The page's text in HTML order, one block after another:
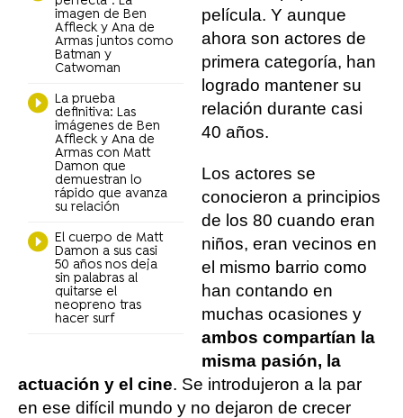
imagen de Ben
Affleck y Ana de
Armas juntos como
Batman y
Catwoman
La prueba
definitiva: Las
imágenes de Ben
Affleck y Ana de
Armas con Matt
Damon que
demuestran lo
rápido que avanza
su relación
El cuerpo de Matt
Damon a sus casi
50 años nos deja
sin palabras al
quitarse el
neopreno tras
hacer surf
película. Y aunque
ahora son actores de
primera categoría, han
logrado mantener su
relación durante casi
40 años.
Los actores se
conocieron a principios
de los 80 cuando eran
niños, eran vecinos en
el mismo barrio como
han contando en
muchas ocasiones y
ambos compartían la
misma pasión, la
actuación y el cine. Se introdujeron a la par
en ese difícil mundo y no dejaron de crecer